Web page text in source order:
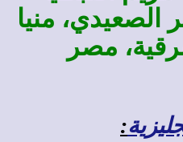
الصعيدي، منيا
مصر
: